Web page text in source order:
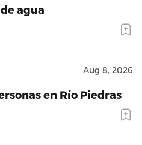
agua
Aug 8, 2026
en Río Piedras